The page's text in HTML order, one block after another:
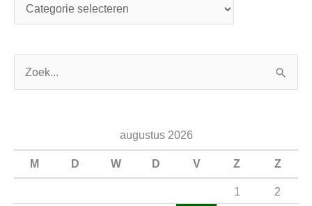
augustus 2026
M D W D V Z Z
1 2